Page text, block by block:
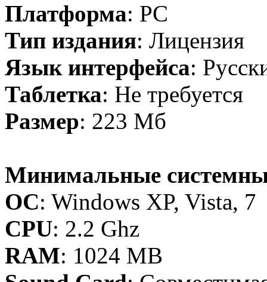
Платформа: PC
Тип издания: Лицензия
Язык интерфейса:
Таблетка: Не требуется
Размер: 223 Мб
Минимальные
OC: Windows XP, Vista, 7
CPU: 2.2 Ghz
RAM: 1024 MB